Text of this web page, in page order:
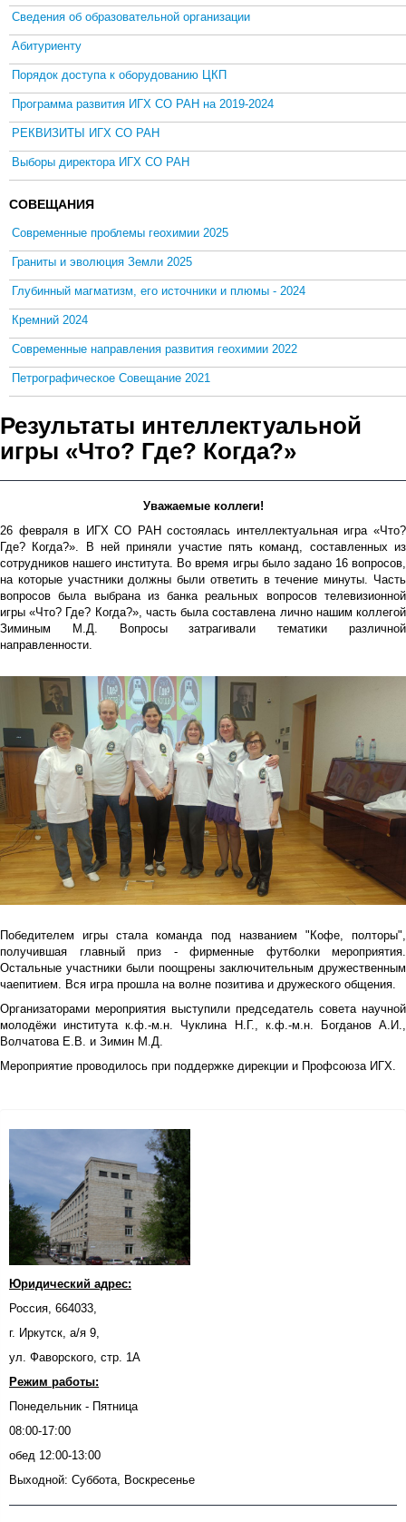
Сведения об образовательной организации
Абитуриенту
Порядок доступа к оборудованию ЦКП
Программа развития ИГХ СО РАН на 2019-2024
РЕКВИЗИТЫ ИГХ СО РАН
Выборы директора ИГХ СО РАН
СОВЕЩАНИЯ
Современные проблемы геохимии 2025
Граниты и эволюция Земли 2025
Глубинный магматизм, его источники и плюмы - 2024
Кремний 2024
Современные направления развития геохимии 2022
Петрографическое Совещание 2021
Результаты интеллектуальной
игры «Что? Где? Когда?»
Уважаемые коллеги!
26 февраля в ИГХ СО РАН состоялась интеллектуальная игра «Что?
Где? Когда?». В ней приняли участие пять команд, составленных из
сотрудников нашего института. Во время игры было задано 16 вопросов,
на которые участники должны были ответить в течение минуты. Часть
вопросов была выбрана из банка реальных вопросов телевизионной
игры «Что? Где? Когда?», часть была составлена лично нашим коллегой
Зиминым М.Д. Вопросы затрагивали тематики различной
направленности.
Победителем игры стала команда под названием "Кофе, полторы",
получившая главный приз - фирменные футболки мероприятия.
Остальные участники были поощрены заключительным дружественным
чаепитием. Вся игра прошла на волне позитива и дружеского общения.
Организаторами мероприятия выступили председатель совета научной
молодёжи института к.ф.-м.н. Чуклина Н.Г., к.ф.-м.н. Богданов А.И.,
Волчатова Е.В. и Зимин М.Д.
Мероприятие проводилось при поддержке дирекции и Профсоюза ИГХ.
Юридический адрес:
Россия, 664033,
г. Иркутск, а/я 9,
ул. Фаворского, стр. 1А
Режим работы:
Понедельник - Пятница
08:00-17:00
обед 12:00-13:00
Выходной: Суббота, Воскресенье